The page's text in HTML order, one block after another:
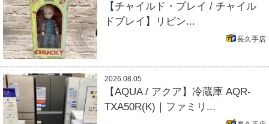
【チャイルド・プレイ / チャイル
ドプレイ】リビン...
長久手店
2026.08.05
【AQUA / アクア】冷蔵庫 AQR-
TXA50R(K)｜ファミリ...